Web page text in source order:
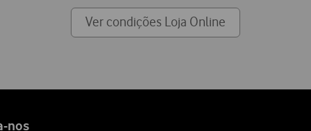
Ver condições Loja Online
nos